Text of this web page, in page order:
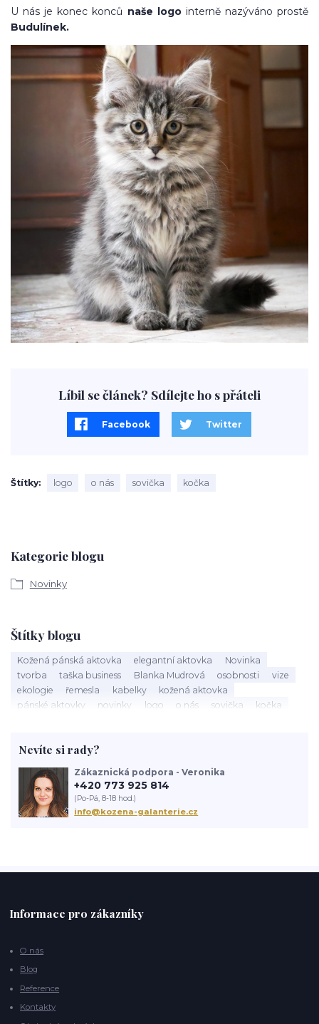
Kategorie blogu
Novinky
Štítky blogu
Kožená pánská aktovka elegantní aktovka
Novinka
tvorba
taška business Blanka Mudrová osobnosti
vize
ekologie
řemesla kabelky
kožená aktovka
pánské aktovky
novinky logo o nás sovička
kočka
navrhování
Nevíte si rady?
Zákaznická podpora - Veronika
+420 773 925 814
(Po-Pá, 8-18 hod.)
info@kozena-galanterie.cz
U nás je konec konců naše logointerně nazýváno prostě
Budulínek.
Líbil se článek? Sdílejte ho s přáteli
Facebook Twitter
Štítky logo o nás sovička kočka
Informace pro zákazníky
O nás
Blog
Reference
Kontakty